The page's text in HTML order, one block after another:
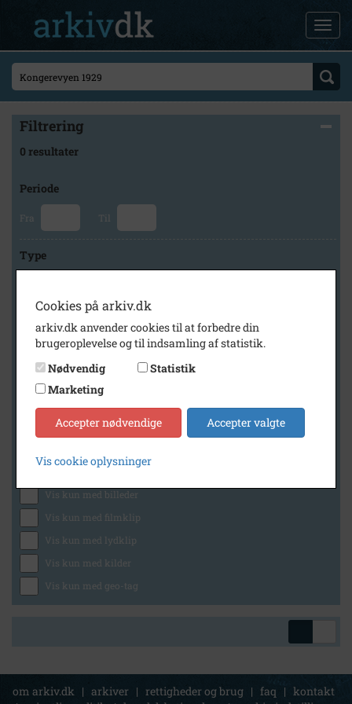
Filtrering
0 resultater
Periode
Fra Til
Type
Arkiv
Slagelse Stads- og Lokalarkiv
Generelt
Vis kun med billeder
Vis kun med filmklip
Vis kun med lydklip
Vis kun med kilder
Vis kun med geo-tag
om arkiv.dk | arkiver | rettigheder og brug | faq | kontakt
Cookies på arkiv.dk
arkiv.dk anvender cookies til at forbedre din
brugeroplevelse og til indsamling af statistik.
Nødvendig
Statistik
Marketing
Accepter nødvendige Accepter valgte
Vis cookie oplysninger